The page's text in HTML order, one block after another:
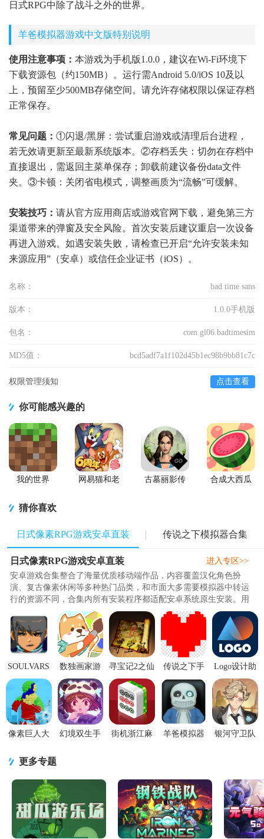
日式RPG中除了战斗之外的世界。
羊爸模拟器游戏中文版特别说明
使用注意事项： 本游戏为手机版1.0.0，建议在Wi-Fi环境下
下载资源包（约150MB）。运行需Android 5.0/iOS 10及以
上，预留至少500MB存储空间。请允许存储权限以保证存档
正常保存。
常见问题： ①闪退/黑屏：尝试重启游戏或清理后台进程，
若无效请更新至最新系统版本。②存档丢失：切勿在存档中
直接退出，需返回主菜单保存；卸载前建议备份data文件
夹。③卡顿：关闭省电模式，调整画质为“流畅”可缓解。
安装技巧： 请从官方应用商店或游戏官网下载，避免第三方
渠道带来的弹窗及安全风险。首次安装后建议重启一次设备
再进入游戏。如遇安装失败，请检查已开启“允许安装未知
来源应用”（安卓）或信任企业证书（iOS）。
名称： bad time sans
版本： 1.0.0手机版
包名： com.gl06.badtimesim
MD5值： bcd5adf7a1f102d45b1ec98b9bb81c7c
权限管理须知 点击查看
你可能感兴趣的
我的世界
网易猫和老
古墓丽影传
合成大西瓜
猜你喜欢
日式像素RPG游戏安卓直装 传说之下模拟器合集
日式像素RPG游戏安卓直装
安卓游戏合集整合了海量优质移动端作品，内容覆盖汉化角色扮
演、复古像素休闲等多种热门品类，和市面大多需要模拟器中转运
行的资源不同，合集内所有安装程序都适配安卓系统原生安装。用
户获取资源后简单下载即可完成..
进入专区>>
SOULVARS
手游1.2.4 最
新免费版
数独画家游
戏
V2022.02.11
手机版
寻宝记2之仙
宫宝藏1.2.0
神秘口令版
传说之下手
机版最新版
v1.0.3安卓
版
Logo设计助
手app2.0.3安
卓最新版
像素巨人大
安卓版
幻境双生手
街机浙江麻
版
羊爸模拟器
银河守卫队
更多专题